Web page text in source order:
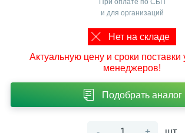
При оплате по СБП
и для организаций
Нет на складе
Актуальную цену и сроки поставки
менеджеров!
Подобрать аналог